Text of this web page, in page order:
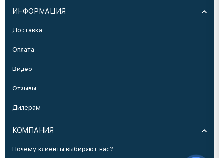
ИНФОРМАЦИЯ
Доставка
Оплата
Видео
Отзывы
Дилерам
КОМПАНИЯ
Почему клиенты выбирают нас?